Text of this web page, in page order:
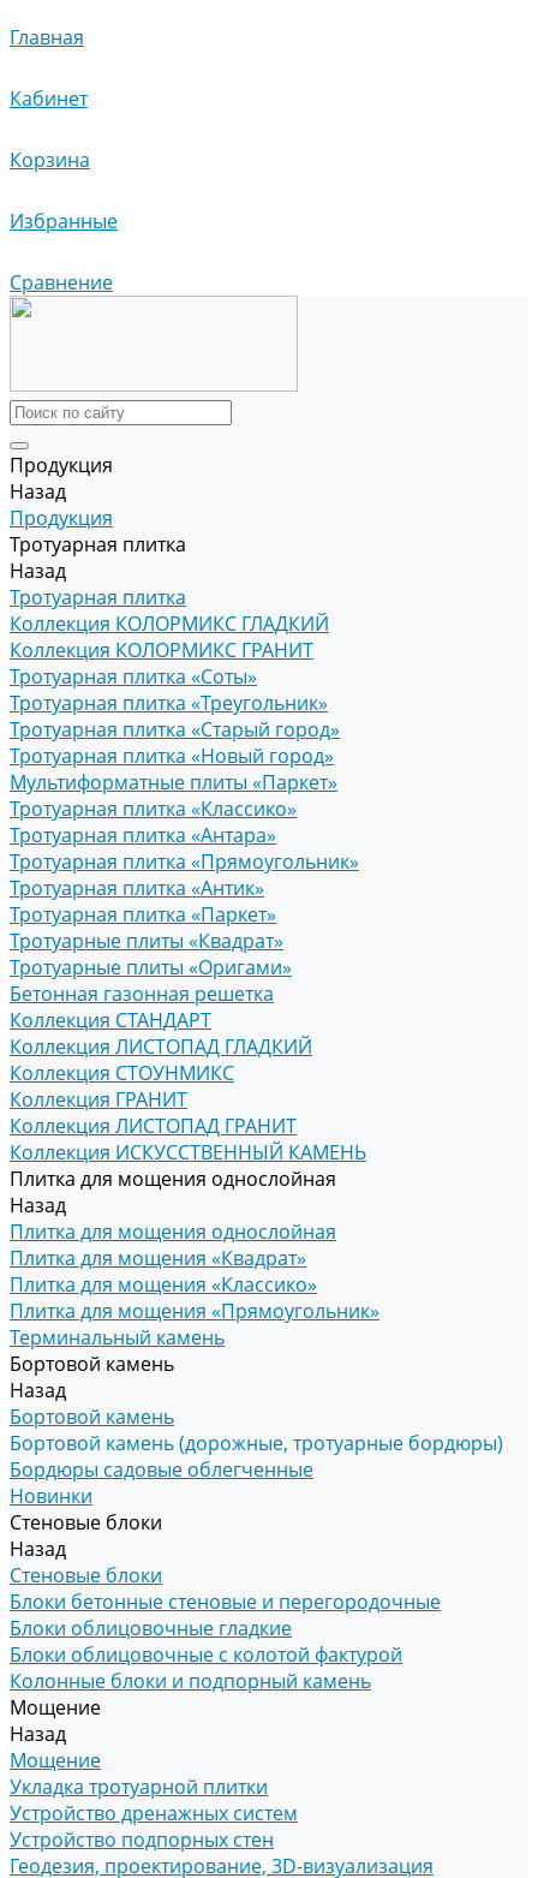
Главная
Кабинет
Корзина
Избранные
Сравнение
Продукция
Назад
Продукция
Тротуарная плитка
Назад
Тротуарная плитка
Коллекция КОЛОРМИКС ГЛАДКИЙ
Коллекция КОЛОРМИКС ГРАНИТ
Тротуарная плитка «Соты»
Тротуарная плитка «Треугольник»
Тротуарная плитка «Старый город»
Тротуарная плитка «Новый город»
Мультиформатные плиты «Паркет»
Тротуарная плитка «Классико»
Тротуарная плитка «Антара»
Тротуарная плитка «Прямоугольник»
Тротуарная плитка «Антик»
Тротуарная плитка «Паркет»
Тротуарные плиты «Квадрат»
Тротуарные плиты «Оригами»
Бетонная газонная решетка
Коллекция СТАНДАРТ
Коллекция ЛИСТОПАД ГЛАДКИЙ
Коллекция СТОУНМИКС
Коллекция ГРАНИТ
Коллекция ЛИСТОПАД ГРАНИТ
Коллекция ИСКУССТВЕННЫЙ КАМЕНЬ
Плитка для мощения однослойная
Назад
Плитка для мощения однослойная
Плитка для мощения «Квадрат»
Плитка для мощения «Классико»
Плитка для мощения «Прямоугольник»
Терминальный камень
Бортовой камень
Назад
Бортовой камень
Бортовой камень (дорожные, тротуарные бордюры)
Бордюры садовые облегченные
Новинки
Стеновые блоки
Назад
Стеновые блоки
Блоки бетонные стеновые и перегородочные
Блоки облицовочные гладкие
Блоки облицовочные с колотой фактурой
Колонные блоки и подпорный камень
Мощение
Назад
Мощение
Укладка тротуарной плитки
Устройство дренажных систем
Устройство подпорных стен
Геодезия, проектирование, 3D-визуализация